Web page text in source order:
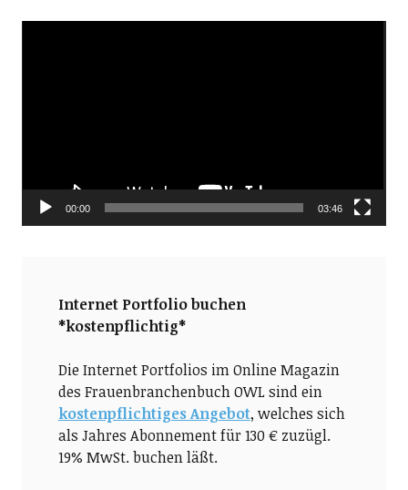
00:00 03:46
Internet Portfolio buchen
*kostenpflichtig*
Die Internet Portfolios im Online Magazin
des Frauenbranchenbuch OWL sind ein
kostenpflichtiges Angebot, welches sich
als Jahres Abonnement für 130 € zuzügl.
19% MwSt. buchen läßt.